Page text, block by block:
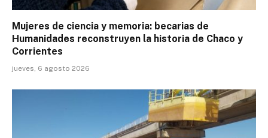
Mujeres de ciencia y memoria: becarias de
Humanidades reconstruyen la historia de Chaco y
Corrientes
jueves, 6 agosto 2026